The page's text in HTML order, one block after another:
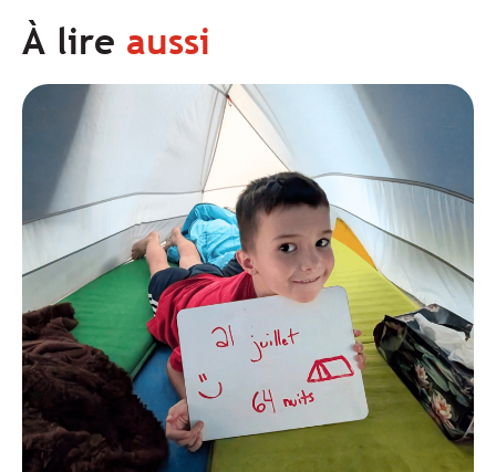
À lire aussi